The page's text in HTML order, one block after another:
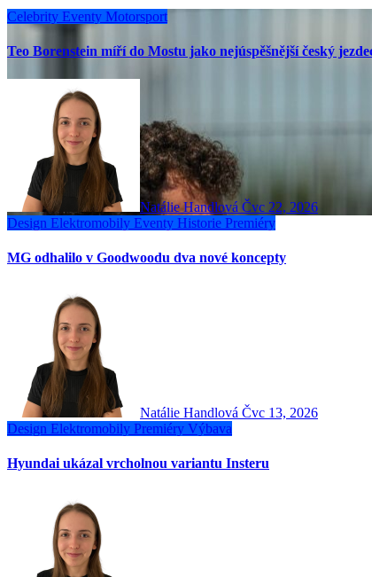
Celebrity Eventy Motorsport
Teo Borenstein míří do Mostu jako nejúspěšnější český
Natálie Handlová Čvc 22, 2026
Design Elektromobily Eventy Historie Premiéry
MG odhalilo v Goodwoodu dva nové koncepty
Natálie Handlová Čvc 13, 2026
Design Elektromobily Premiéry Výbava
Hyundai ukázal vrcholnou variantu Insteru